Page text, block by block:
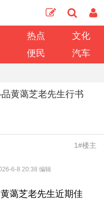
热点
文化
便民 汽车
黄蔼芝老先生行书
1#楼主
6-8 20:38 编辑
蔼芝老先生近期佳